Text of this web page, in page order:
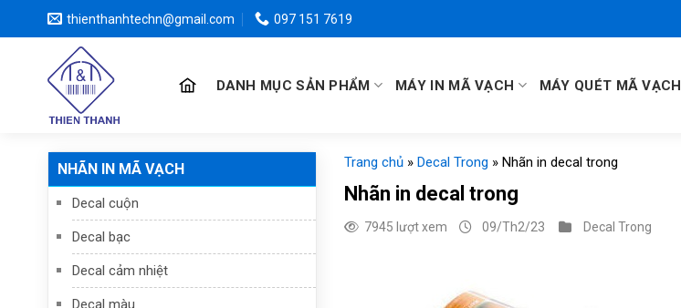
đến
thienthanhtechn@gmail.com 097 151 7619
DANH MỤC SẢN PHẨM MÁY IN MÃ VẠCH MÁY QUÉT MÃ VẠCH
NHÃN IN MÃ VẠCH
Decal cuộn
Decal bạc
Decal cảm nhiệt
Decal màu
Trang chủ » Decal Trong » Nhãn in decal trong
Nhãn in decal trong
7945 lượt xem 09/Th2/23 Decal Trong